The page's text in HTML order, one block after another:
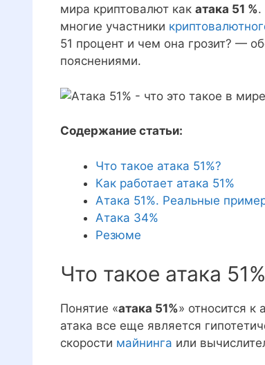
мира криптовалют как атака 51 %.
многие участники
51 процент и чем она грозит? —
пояснениями.
Содержание статьи:
Что такое атака 51%?
Как работает атака 51%
Атака 51%. Реальные
Атака 34%
Резюме
Что такое атака
Понятие «атака 51%» относится к
атака все еще является
скорости майнинга или